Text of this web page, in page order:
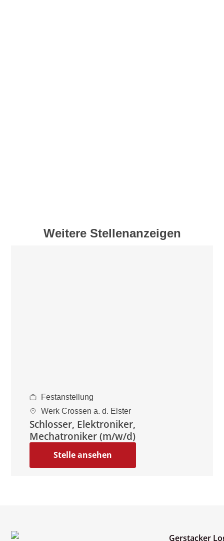
Weitere Stellenanzeigen
Festanstellung
Werk Crossen a. d. Elster
Schlosser, Elektroniker,
Mechatroniker (m/w/d)
Stelle ansehen